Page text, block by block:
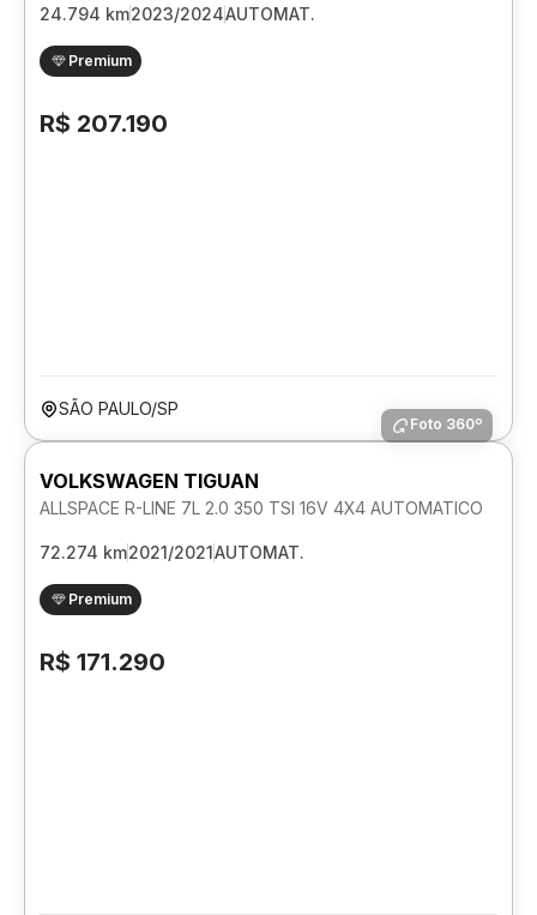
24.794 km2023/2024AUTOMAT.
Premium
R$ 207.190
SÃO PAULO/SP
Foto 360º
VOLKSWAGEN TIGUAN
ALLSPACE R-LINE 7L 2.0 350 TSI 16V 4X4 AUTOMATICO
72.274 km2021/2021AUTOMAT.
Premium
R$ 171.290